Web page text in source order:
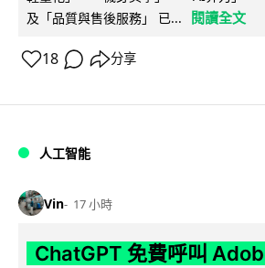
及「品質與售後服務」 已...
閱讀全文
18 分享
人工智能
Vin 17 小時
ChatGPT 免費呼叫